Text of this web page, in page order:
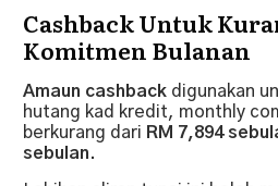
Cashback Untuk
Komitmen Bulanan
Amaun cashback digunakan
hutang kad kredit, monthly
berkurang dari RM 7,894
sebulan.